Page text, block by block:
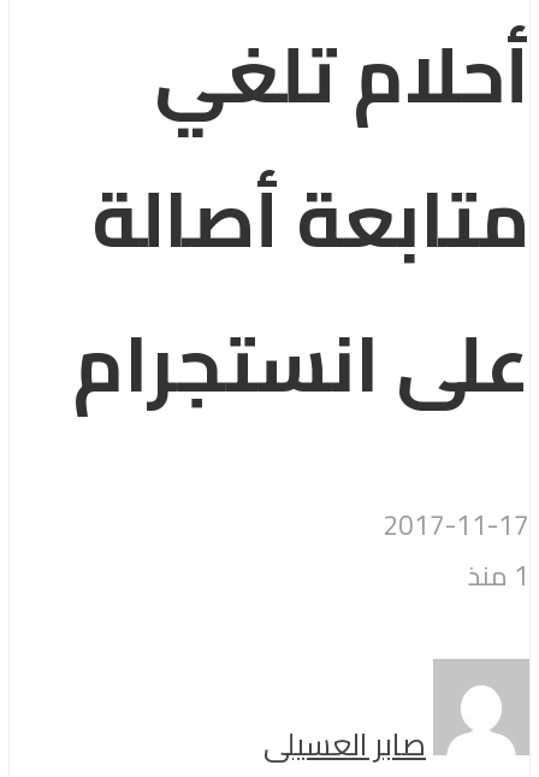
أحلام تلغي
متابعة أصالة
على انستجرام
2017-11-17
1 منذ
صابر العسيلى